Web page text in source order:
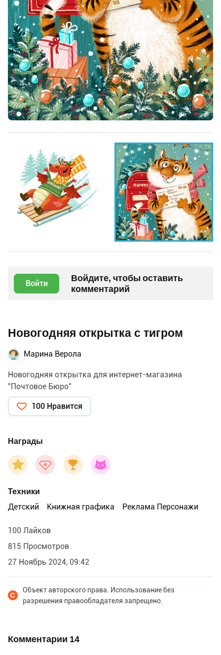
Войти
Войдите, чтобы оставить
комментарий
Новогодняя открытка с тигром
Марина Верола
Новогодняя открытка для интернет-магазина
"Почтовое Бюро"
100 Нравится
Награды
Техники
Детский
Книжная графика Реклама Персонажи
100 Лайков
815 Просмотров
27 Ноябрь 2024, 09:42
Объект авторского права. Использование без
разрешения правообладателя запрещено.
Комментарии 14